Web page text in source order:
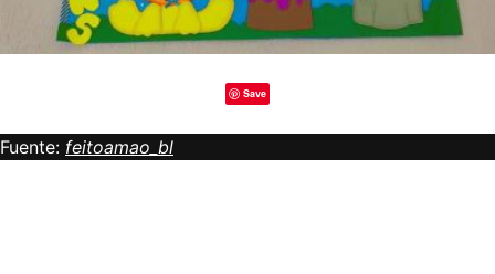
Save
Fuente: feitoamao_bl